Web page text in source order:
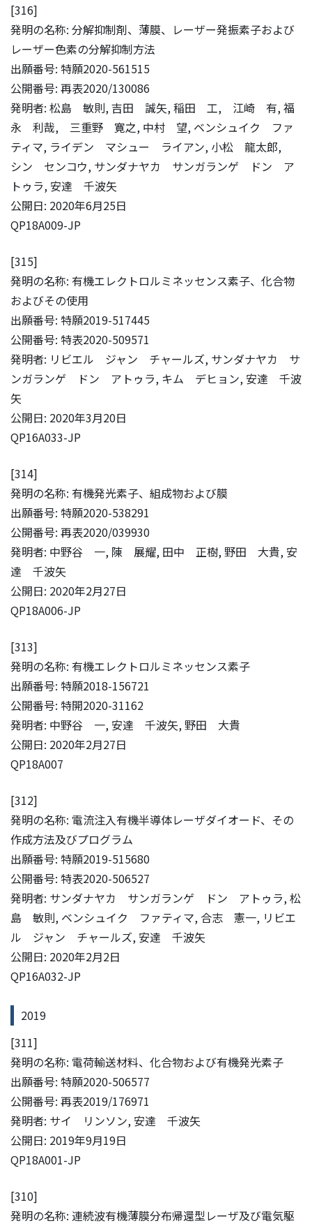
[316]
発明の名称: 分解抑制剤、薄膜、レーザー発振素子および
レーザー色素の分解抑制方法
出願番号: 特願2020-561515
公開番号: 再表2020/130086
発明者: 松島 敏則, 吉田 誠矢, 稲田 工, 江崎 有, 福
永 利哉, 三重野 寛之, 中村 望, ベンシュイク ファ
ティマ, ライデン マシュー ライアン, 小松 龍太郎,
シン センコウ, サンダナヤカ サンガランゲ ドン ア
トゥラ, 安達 千波矢
公開日: 2020年6月25日
QP18A009-JP
[315]
発明の名称: 有機エレクトロルミネッセンス素子、化合物
およびその使用
出願番号: 特願2019-517445
公開番号: 特表2020-509571
発明者: リビエル ジャン チャールズ, サンダナヤカ サ
ンガランゲ ドン アトゥラ, キム デヒョン, 安達 千波
矢
公開日: 2020年3月20日
QP16A033-JP
[314]
発明の名称: 有機発光素子、組成物および膜
出願番号: 特願2020-538291
公開番号: 再表2020/039930
発明者: 中野谷 一, 陳 展耀, 田中 正樹, 野田 大貴, 安
達 千波矢
公開日: 2020年2月27日
QP18A006-JP
[313]
発明の名称: 有機エレクトロルミネッセンス素子
出願番号: 特願2018-156721
公開番号: 特開2020-31162
発明者: 中野谷 一, 安達 千波矢, 野田 大貴
公開日: 2020年2月27日
QP18A007
[312]
発明の名称: 電流注入有機半導体レーザダイオード、その
作成方法及びプログラム
出願番号: 特願2019-515680
公開番号: 特表2020-506527
発明者: サンダナヤカ サンガランゲ ドン アトゥラ, 松
島 敏則, ベンシュイク ファティマ, 合志 憲一, リビエ
ル ジャン チャールズ, 安達 千波矢
公開日: 2020年2月2日
QP16A032-JP
2019
[311]
発明の名称: 電荷輸送材料、化合物および有機発光素子
出願番号: 特願2020-506577
公開番号: 再表2019/176971
発明者: サイ リンソン, 安達 千波矢
公開日: 2019年9月19日
QP18A001-JP
[310]
発明の名称: 連続波有機薄膜分布帰還型レーザ及び電気駆